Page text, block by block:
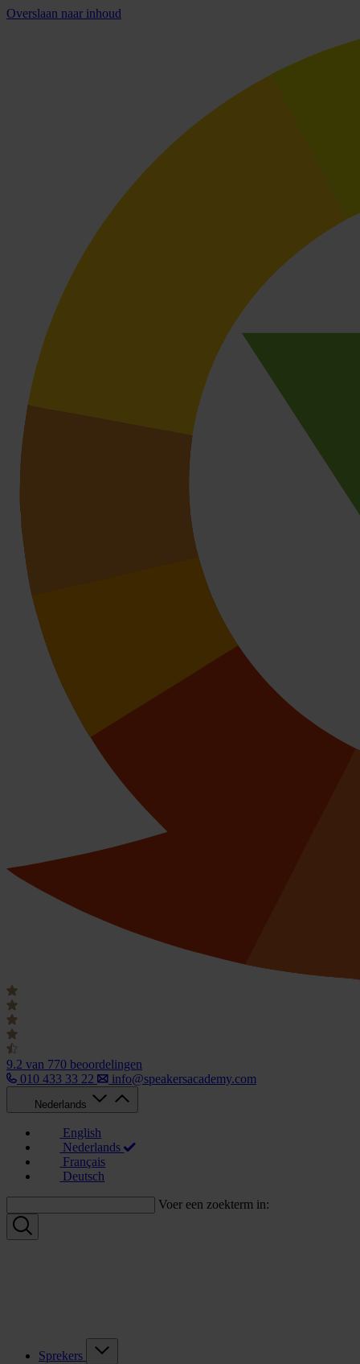
Overslaan naar inhoud
9.2 van 770 beoordelingen
010 433 33 22
info@speakersacademy.com
Nederlands
English
Nederlands
Français
Deutsch
Voer een zoekterm in:
Sprekers